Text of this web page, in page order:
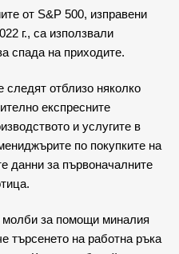
от S&P 500, изправени
г., са използвали
спада на приходите.
следят отблизо няколко
експресните
и услугите в
по покупките на
данни за първоначалните
молби за помощи миналия
търсенето на работна ръка